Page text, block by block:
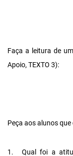
Faça a leitura de
Apoio, TEXTO 3):
Peça aos alunos
1. Qual foi a